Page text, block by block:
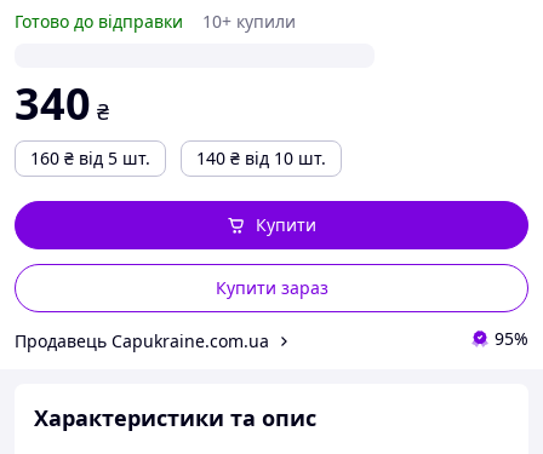
Готово до відправки
10+ купили
340 ₴
160 ₴ від 5 шт. 140 ₴ від 10 шт.
Купити зараз
Купити
Продавець Capukraine.com.ua 95%
Характеристики та опис